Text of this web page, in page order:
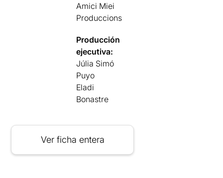
Amici Miei
Produccions
Producción
ejecutiva:
Júlia Simó
Puyo
Eladi
Bonastre
Ver ficha entera